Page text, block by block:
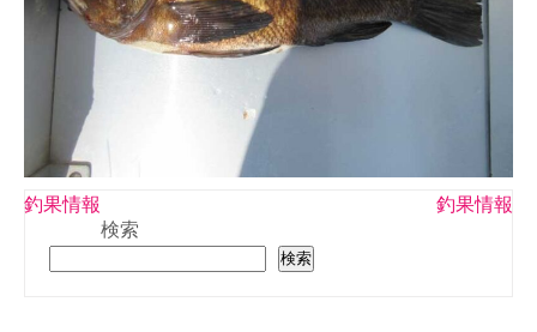
投
稿
ナ
釣果情報
釣果情報
検索
検索